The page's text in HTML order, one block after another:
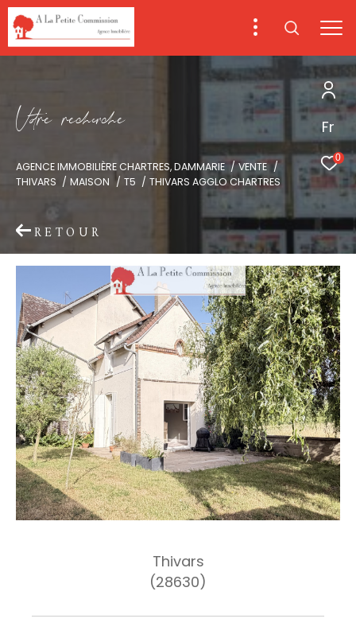
Fr
0
Vore recece
AGENCE IMMOBILIÈRE CHARTRES, DAMMARIE
VENTE
THIVARS
MAISON T5 THIVARS AGGLO CHARTRES
RETOUR
Thivars
(28630)